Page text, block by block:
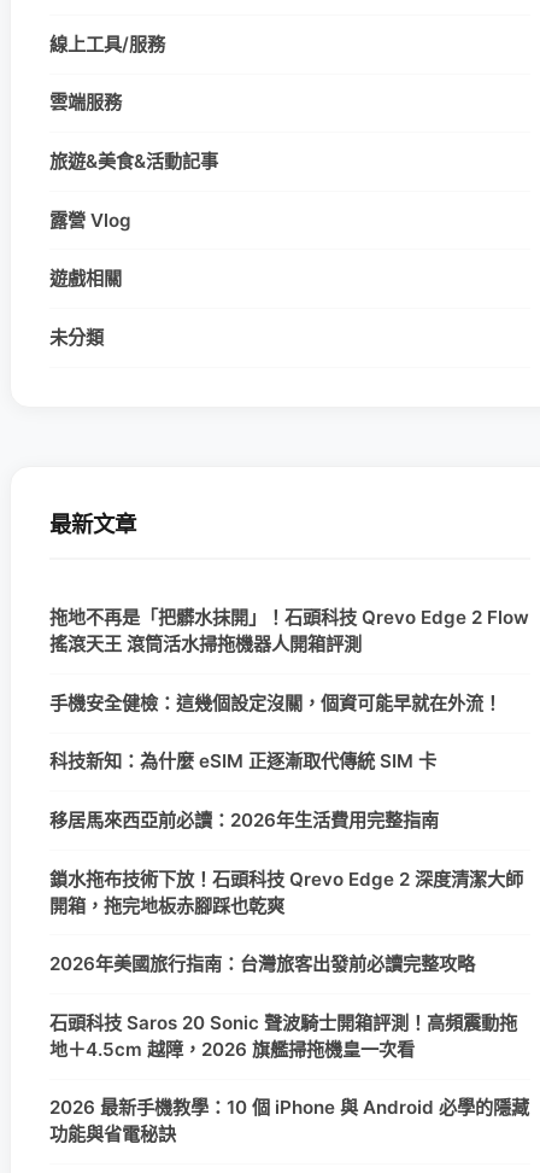
線上工具/服務
雲端服務
旅遊&美食&活動記事
露營 Vlog
遊戲相關
未分類
最新文章
拖地不再是「把髒水抹開」！石頭科技 Qrevo Edge 2 Flow
搖滾天王 滾筒活水掃拖機器人開箱評測
手機安全健檢：這幾個設定沒關，個資可能早就在外流！
科技新知：為什麼 eSIM 正逐漸取代傳統 SIM 卡
移居馬來西亞前必讀：2026年生活費用完整指南
鎖水拖布技術下放！石頭科技 Qrevo Edge 2 深度清潔大師
開箱，拖完地板赤腳踩也乾爽
2026年美國旅行指南：台灣旅客出發前必讀完整攻略
石頭科技 Saros 20 Sonic 聲波騎士開箱評測！高頻震動拖
地＋4.5cm 越障，2026 旗艦掃拖機皇一次看
2026 最新手機教學：10 個 iPhone 與 Android 必學的隱藏
功能與省電秘訣